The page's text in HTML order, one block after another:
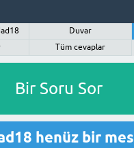
Duvar
Tüm cevaplar
Bir Soru Sor
henüz bir